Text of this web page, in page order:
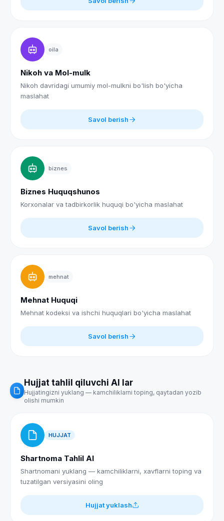
oila
Nikoh va Mol-mulk
Nikoh davridagi umumiy mol-mulkni bo'lish bo'yicha
maslahat
Savol berish
biznes
Biznes Huquqshunos
Korxonalar va tadbirkorlik huquqi bo'yicha maslahat
Savol berish
mehnat
Mehnat Huquqi
Mehnat kodeksi va ishchi huquqlari bo'yicha maslahat
Savol berish
Hujjat tahlil qiluvchi AI lar
Hujjatingizni yuklang — kamchiliklarni toping, qaytadan yozib
olishi mumkin
HUJJAT
Shartnoma Tahlil AI
Shartnomani yuklang — kamchiliklarni, xavflarni toping va
tuzatilgan versiyasini oling
Hujjat yuklash